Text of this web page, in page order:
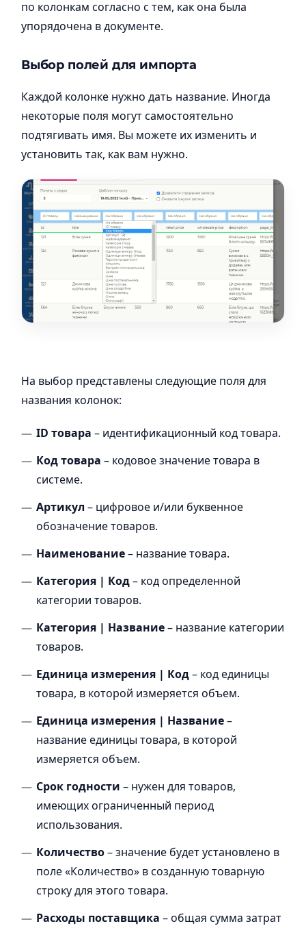
по колонкам согласно с тем, как она была
упорядочена в документе.
Выбор полей для импорта
Каждой колонке нужно дать название. Иногда
некоторые поля могут самостоятельно
подтягивать имя. Вы можете их изменить и
установить так, как вам нужно.
На выбор представлены следующие поля для
названия колонок:
ID товара – идентификационный код товара.
Код товара – кодовое значение товара в
системе.
Артикул – цифровое и/или буквенное
обозначение товаров.
Наименование– название товара.
Категория | Код– код определенной
категории товаров.
Категория | Название– название категории
товаров.
Единица измерения | Код– код единицы
товара, в которой измеряется объем.
Единица измерения | Название–
название единицы товара, в которой
измеряется объем.
Срок годности – нужен для товаров,
имеющих ограниченный период
использования.
Количество– значение будет установлено в
поле «Количество» в созданную товарную
строку для этого товара.
Расходы поставщика – общая сумма затрат